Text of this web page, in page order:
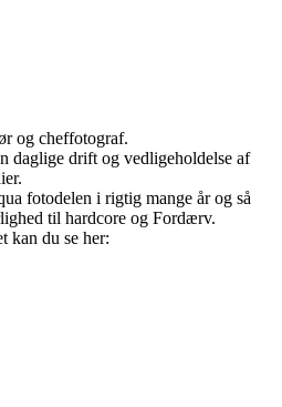
og cheffotograf.
daglige drift og vedligeholdelse af
fotodelen i rigtig mange år og så
til hardcore og Fordærv.
kan du se her: